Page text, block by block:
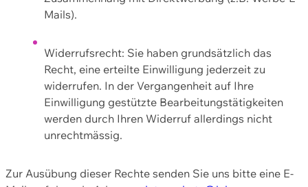
Mails).
Widerrufsrecht: Sie haben grundsätzlich das
Recht, eine erteilte Einwilligung jederzeit zu
widerrufen. In der Vergangenheit auf Ihre
Einwilligung gestützte Bearbeitungstätigkeiten
werden durch Ihren Widerruf allerdings nicht
unrechtmässig.
Zur Ausübung dieser Rechte senden Sie uns bitte eine E-